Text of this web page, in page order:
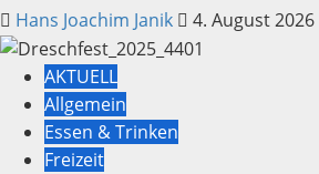
Hans Joachim Janik 4. August 2026
AKTUELL
Allgemein
Essen & Trinken
Freizeit